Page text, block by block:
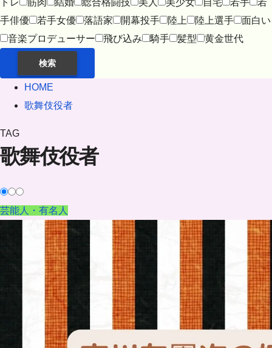
トレ
筋肉 結婚 総合格闘技 美人 美少女 自宅 若手
若
手俳優
若手女優 落語家 開幕投手 陸上 陸上選手
面白い
音楽プロデューサー
飛び込み 騎手 髪型 黄金世代
検索
HOME
歌舞伎役者
TAG
歌舞伎役者
芸能人・有名人